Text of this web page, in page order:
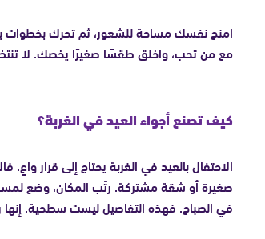
امنح نفسك مساحة للشعور، ثم تحرك بخطوات
مع من تحب، واخلق طقسًا صغيرًا يخصك. لا
كيف تصنع أجواء العيد في الغربة؟
الاحتفال بالعيد في الغربة يحتاج إلى قرار
صغيرة أو شقة مشتركة. رتّب المكان، وضع لمسة
في الصباح. فهذه التفاصيل ليست سطحية.